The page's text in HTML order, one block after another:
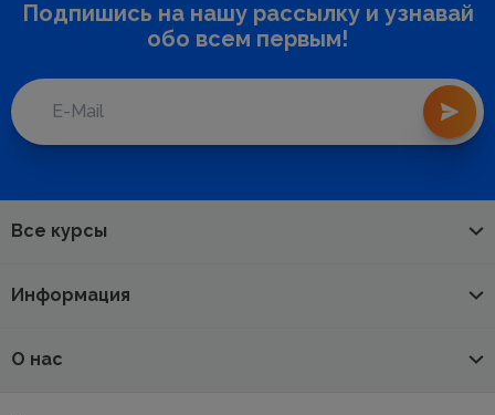
Подпишись на нашу рассылку и узнавай
обо всем первым!
Все курсы
Информация
О нас